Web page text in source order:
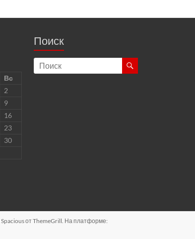
Вс
2
9
16
23
30
Поиск
Spaciousот ThemeGrill. На платформе: